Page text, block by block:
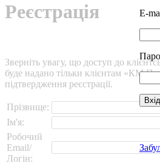
E-
Реєстрація
Зверніть увагу, що доступ до
буде надано тільки клієнтам «КМ
підтвердження реєстрації.
Прізвище:
Ім'я:
Робочий
Email/
Логін: